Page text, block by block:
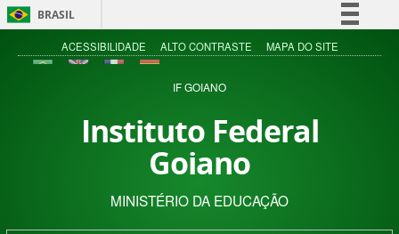
BRASIL
Simplifique!
Acesso à informação
ACESSIBILIDADE ALTO CONTRASTE MAPA DO SITE
IF GOIANO
Instituto Federal
Goiano
MINISTÉRIO DA EDUCAÇÃO